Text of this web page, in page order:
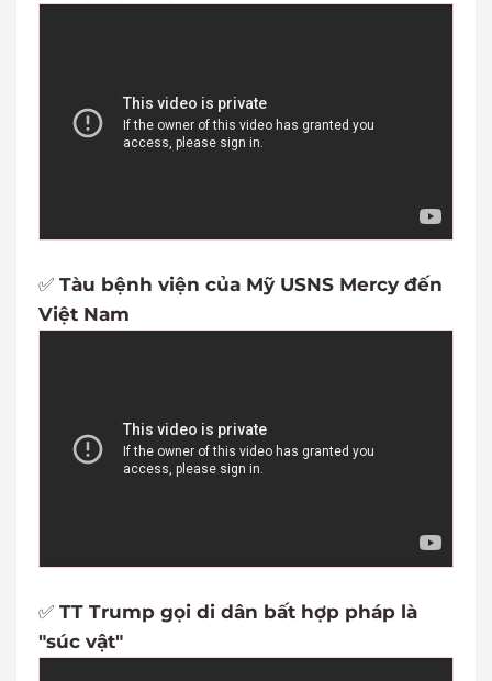
✅ Tàu bệnh viện của Mỹ USNS Mercy đến
Việt Nam
✅ TT Trump gọi di dân bất hợp pháp là
"súc vật"